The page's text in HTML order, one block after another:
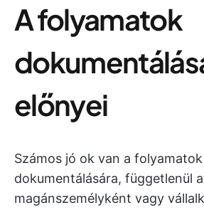
A folyamatok
előnyei
Számos jó ok van a folyamatok
dokumentálására, függetlenül
magánszemélyként vagy